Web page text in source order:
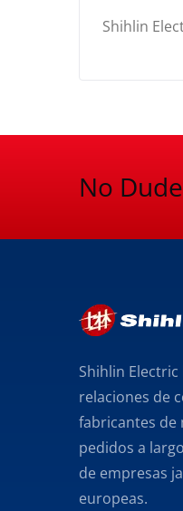
Shihlin
No
Shihlin
relaciones de
fabricantes de
pedidos a
de empresas
europeas.